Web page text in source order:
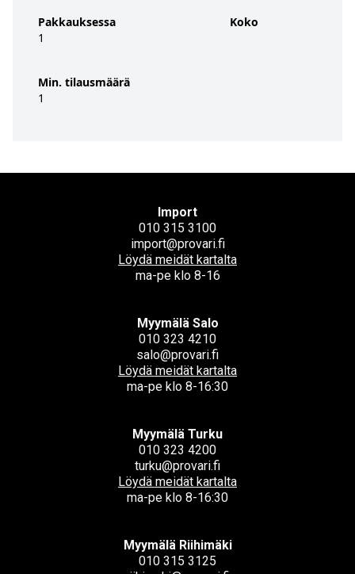
Pakkauksessa
1
Min. tilausmäärä
1
Koko
Import
010 315 3100
import@provari.fi
Löydä meidät kartalta
ma-pe klo 8-16
Myymälä Salo
010 323 4210
salo@provari.fi
Löydä meidät kartalta
ma-pe klo 8-16:30
Myymälä Turku
010 323 4200
turku@provari.fi
Löydä meidät kartalta
ma-pe klo 8-16:30
Myymälä Riihimäki
010 315 3125